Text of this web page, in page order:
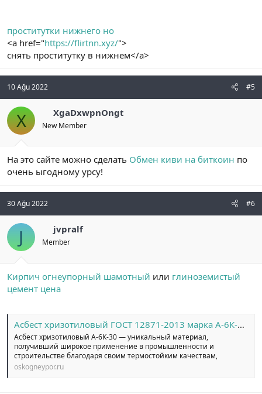
проститутки нижнего но
<a href="https://flirtnn.xyz/">
снять проститутку в нижнем</a>
10 Ağu 2022 #5
X XgaDxwpnOngt
New Member
На это сайте можно сделать Обмен киви на биткоин по
очень ыгодному урсу!
30 Ağu 2022 #6
J jvpralf
Member
Кирпич огнеупорный шамотный или глиноземистый
цемент цена
Асбест хризотиловый ГОСТ 12871-2013 марка А-6К-30 ТУ 5721-003-005-29-994-2010 - ОСК | Асбест хризотиловый. Купить асбест хризотиловый ГОСТ 12871-2013 по выгодной цене
Асбест хризотиловый А-6К-30 — уникальный материал,
получивший широкое применение в промышленности и
строительстве благодаря своим термостойким качествам,
oskogneypor.ru